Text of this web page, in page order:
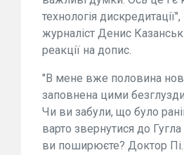
технологія
журналіст Денис
реакції на допис.
"В мене вже половина
заповнена цими
Чи ви забули, що було
варто звернутися до Гугла
ви поширюєте? Доктор Пі.